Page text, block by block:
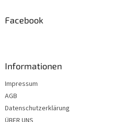
Facebook
Informationen
Impressum
AGB
Datenschutzerklärung